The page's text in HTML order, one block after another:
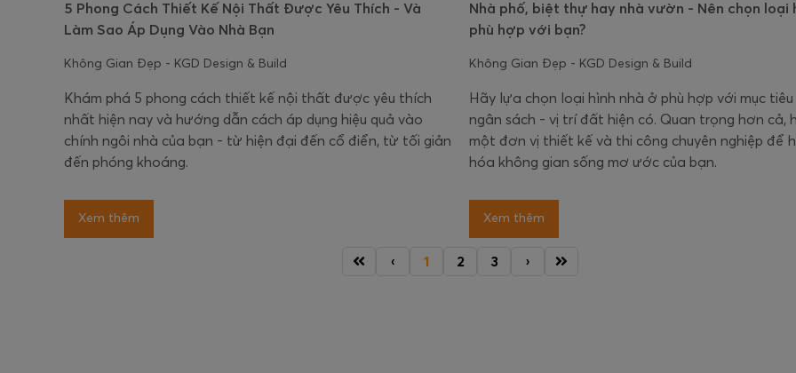
5 Phong Cách Thiết Kế Nội Thất Được Yêu Thích - Và
Làm Sao Áp Dụng Vào Nhà Bạn
Không Gian Đẹp - KGD Design & Build
Khám phá 5 phong cách thiết kế nội thất được yêu thích
nhất hiện nay và hướng dẫn cách áp dụng hiệu quả vào
chính ngôi nhà của bạn - từ hiện đại đến cổ điển, từ tối giản
đến phóng khoáng.
Xem thêm
Nhà phố, biệt thự hay nhà vườn - Nên chọn loại
phù hợp với bạn?
Không Gian Đẹp - KGD Design & Build
Hãy lựa chọn loại hình nhà ở phù hợp với mục
ngân sách - vị trí đất hiện có. Quan trọng hơn cả,
một đơn vị thiết kế và thi công chuyên nghiệp để
hóa không gian sống mơ ước của bạn.
Xem thêm
‹ 1 2 3 ›